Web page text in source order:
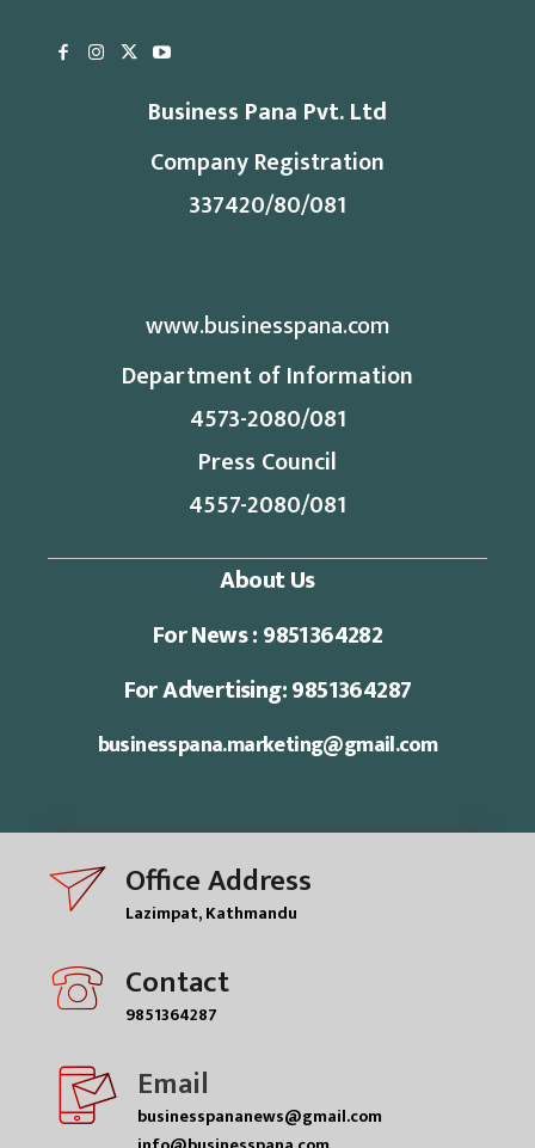
Business Pana Pvt. Ltd
Company Registration
337420/80/081
www.businesspana.com
Department of Information
4573-2080/081
Press Council
4557-2080/081
About Us
For News : 9851364282
For Advertising: 9851364287
businesspana.marketing@gmail.com
Office Address
Lazimpat, Kathmandu
Contact
9851364287
Email
businesspananews@gmail.com